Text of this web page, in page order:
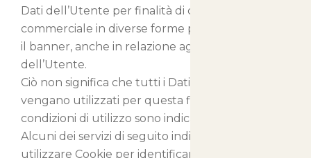
Dati dell’Utente per finalità di comunicazione
commerciale in diverse forme pubblicitarie, quali
il banner, anche in relazione agli interessi
dell’Utente.
Ciò non significa che tutti i Dati Personali
vengano utilizzati per questa finalità. Dati e
condizioni di utilizzo sono indicati di seguito.
Alcuni dei servizi di seguito indicati potrebbero
utilizzare Cookie per identificare l’Utente o